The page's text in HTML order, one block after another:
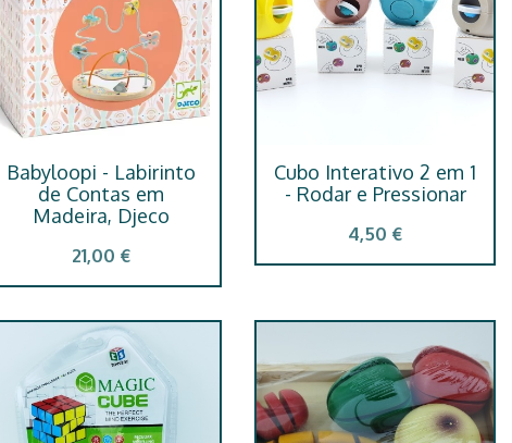
Babyloopi - Labirinto
de Contas em
Madeira, Djeco
21,00 €
Cubo Interativo 2 em 1
- Rodar e Pressionar
4,50 €